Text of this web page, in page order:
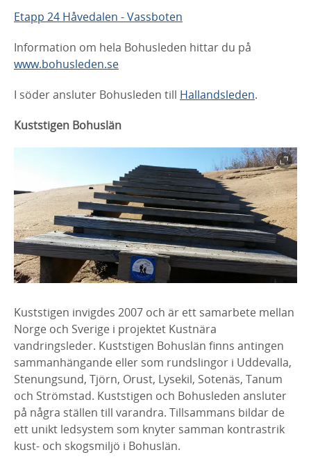
Etapp 24 Håvedalen - Vassboten
Information om hela Bohusleden hittar du på
www.bohusleden.se
I söder ansluter Bohusleden till Hallandsleden.
Kuststigen Bohuslän
Kuststigen invigdes 2007 och är ett samarbete mellan
Norge och Sverige i projektet Kustnära
vandringsleder. Kuststigen Bohuslän finns antingen
sammanhängande eller som rundslingor i Uddevalla,
Stenungsund, Tjörn, Orust, Lysekil, Sotenäs, Tanum
och Strömstad. Kuststigen och Bohusleden ansluter
på några ställen till varandra. Tillsammans bildar de
ett unikt ledsystem som knyter samman kontrastrik
kust- och skogsmiljö i Bohuslän.